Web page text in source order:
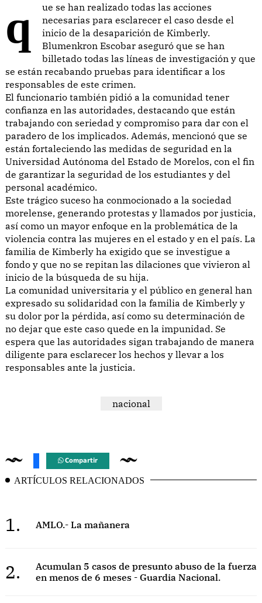
que se han realizado todas las acciones
necesarias para esclarecer el caso desde el
inicio de la desaparición de Kimberly.
Blumenkron Escobar aseguró que se han
billetado todas las líneas de investigación y que
se están recabando pruebas para identificar a los
responsables de este crimen.
El funcionario también pidió a la comunidad tener
confianza en las autoridades, destacando que están
trabajando con seriedad y compromiso para dar con el
paradero de los implicados. Además, mencionó que se
están fortaleciendo las medidas de seguridad en la
Universidad Autónoma del Estado de Morelos, con el fin
de garantizar la seguridad de los estudiantes y del
personal académico.
Este trágico suceso ha conmocionado a la sociedad
morelense, generando protestas y llamados por justicia,
así como un mayor enfoque en la problemática de la
violencia contra las mujeres en el estado y en el país. La
familia de Kimberly ha exigido que se investigue a
fondo y que no se repitan las dilaciones que vivieron al
inicio de la búsqueda de su hija.
La comunidad universitaria y el público en general han
expresado su solidaridad con la familia de Kimberly y
su dolor por la pérdida, así como su determinación de
no dejar que este caso quede en la impunidad. Se
espera que las autoridades sigan trabajando de manera
diligente para esclarecer los hechos y llevar a los
responsables ante la justicia.
nacional
Compartir
ARTÍCULOS RELACIONADOS
1. AMLO.- La mañanera
2.
Acumulan 5 casos de presunto abuso de la fuerza
en menos de 6 meses - Guardia Nacional.